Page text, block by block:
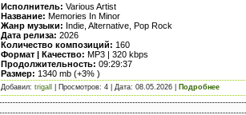
Исполнитель: Various Artist
Название: Memories In Minor
Жанр музыки: Indie, Alternative, Pop Rock
Дата релиза: 2026
Количество композиций: 160
Формат | Качество: MP3 | 320 kbps
Продолжительность: 09:29:37
Размер: 1340 mb (+3% )
Добавил: trigall | Просмотров: 4 | Дата: 08.05.2026 Подробнее